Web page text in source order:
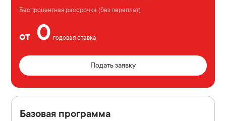
Беспроцентная рассрочка (без переплат)
от 0 годовая ставка
Подать заявку
Базовая программа